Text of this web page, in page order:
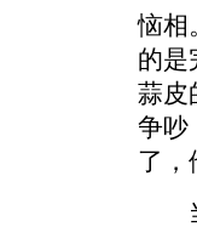
恼相
的是
蒜皮
争吵
了，
当